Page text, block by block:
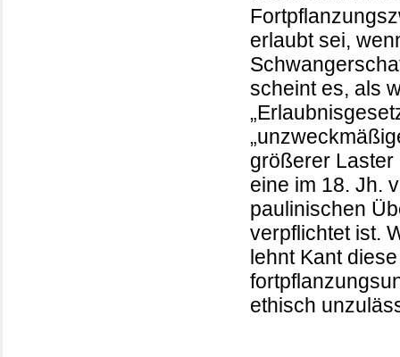
erlaubt sei,
scheint es, als
größerer Laster
eine im 18. Jh.
paulinischen
verpflichtet ist.
lehnt Kant
ethisch